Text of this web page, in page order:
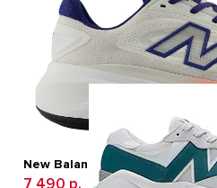
New Balance Fresh Foam X